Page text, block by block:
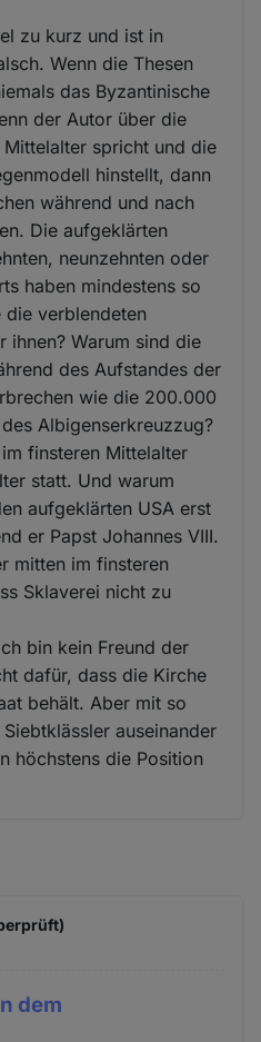
zu kurz und ist in
Wenn die Thesen
das Byzantinische
der Autor über die
spricht und die
hinstellt, dann
während und nach
Die aufgeklärten
neunzehnten oder
haben mindestens so
die verblendeten
ihnen? Warum sind die
des Aufstandes der
wie die 200.000
Albigenserkreuzzug?
finsteren Mittelalter
statt. Und warum
aufgeklärten USA erst
er Papst Johannes VIII.
mitten im finsteren
Sklaverei nicht zu
bin kein Freund der
dafür, dass die Kirche
behält. Aber mit so
auseinander
höchstens die Position
dem